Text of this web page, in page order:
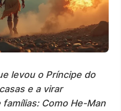
levou o Príncipe do
e a virar
Como He-Man